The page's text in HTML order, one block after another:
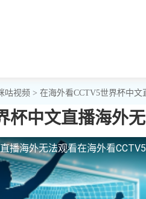
咕视频 > 在海外看CCTV5世界杯中
杯中文直播海外
播海外无法观看在海外看